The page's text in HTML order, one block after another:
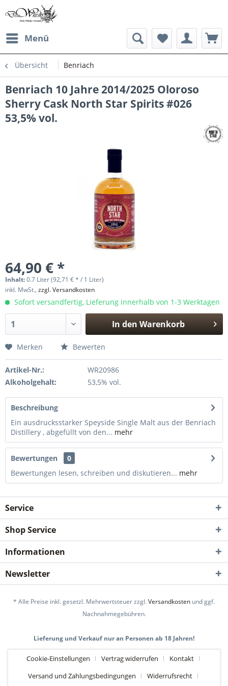
Menü
Übersicht Benriach
Benriach 10 Jahre 2014/2025 Oloroso
Sherry Cask North Star Spirits #026
53,5% vol.
64,90 € *
Inhalt:0.7 Liter (92,71 € * / 1 Liter)
inkl. MwSt., zzgl. Versandkosten
Sofort versandfertig, Lieferung innerhalb von 1-3 Werktagen
In den Warenkorb
Merken Bewerten
Artikel-Nr.:
WR20986
Alkoholgehalt:
53,5% vol.
Beschreibung
Ein ausdrucksstarker Speyside Single Malt aus der Benriach
Distillery , abgefüllt von den... mehr
Bewertungen
0
Bewertungen lesen, schreiben und diskutieren... mehr
Service
Shop Service
Informationen
Newsletter
* Alle Preise inkl. gesetzl. Mehrwertsteuer zzgl.Versandkosten und ggf.
Nachnahmegebühren.
Lieferung und Verkauf nur an Personen ab 18 Jahren!
Cookie-Einstellungen Vertrag widerrufen
Kontakt
Versand und Zahlungsbedingungen
Widerrufsrecht